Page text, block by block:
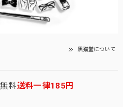
黒猫堂について
料送料一律185円